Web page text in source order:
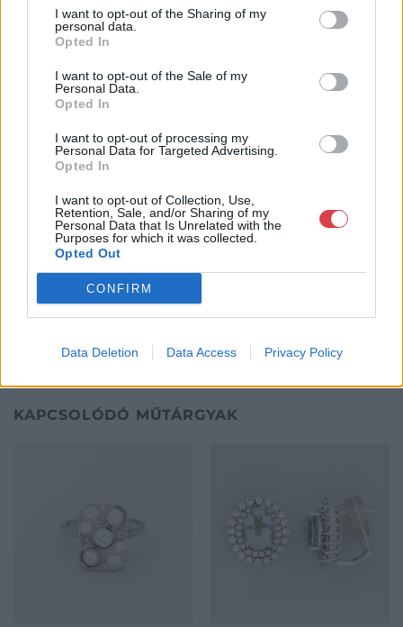
I want to opt-out of the Sharing of my
personal data.
Opted In
I want to opt-out of the Sale of my
Personal Data.
Opted In
I want to opt-out of processing my
Personal Data for Targeted Advertising.
Opted In
I want to opt-out of Collection, Use,
Retention, Sale, and/or Sharing of my
Personal Data that Is Unrelated with the
Purposes for which it was collected.
Opted Out
CONFIRM
Data Deletion Data Access Privacy Policy
Bemutatkozás: Az ország legnagyobb múltú, 240 esztendeje
jogfolytonosan működő magyar vállalkozásaként a BÁV ZRt.
óriási tapasztalatával, szakmai tekintélyével és
megbízhatóságával hagyományosan a magyar
műkereskedelem meghatározó szereplője. A 2007-ben
műkereskedelem egyik legfontosabb színterévé, kereskedelmi
és árverési központtá vált. . Hazánk legnagyobb
műkereskedelmi üzlethálózatával rendelkező BÁV ZRt.
felkészült munkatársai a hét hat napján állnak a műtárgyat
eladni, vagy venni kívánók rendelkezésére.
GALÉRIA TOVÁBBI MŰTÁRGYAI
KAPCSOLÓDÓ MŰTÁRGYAK